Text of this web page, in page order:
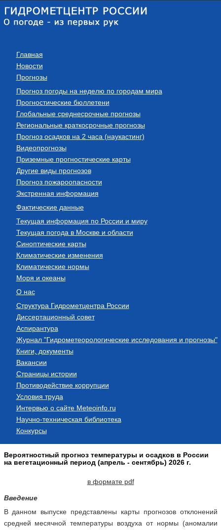
Главная
Новости
Прогнозы
Прогноз погоды на неделю по городам мира
Прогностические бюллетени
Глобальные среднесрочные прогнозы
Региональные краткосрочные прогнозы
Прогноз осадков на 2 часа (наукастинг)
Видеопрогнозы
Приземные прогностические карты
Другие виды прогнозов
Прогноз пожароопасности
Экстренная информация
Фактические данные
Текущая информация по России и миру
Текущая погода в Москве и области
Синоптические карты
Климатические изменения
Климатические нормы
Моря и океаны
О нас
Структура Гидрометцентра России
Диссертационный совет
Аспирантура
Журнал "Гидрометеорологические исследования и прогнозы"
Книги, документы
Вакансии
Страницы истории
Противодействие коррупции
Условия труда
Интервью о сайте Meteoinfo.ru
Научно-техническая библиотека
Конкурсы
Вероятностный прогноз температуры и осадков в России
на вегетационный период (апрель - сентябрь) 2026 г.
в формате pdf
Введение
В данном выпуске представлены карты прогнозов отклонений
средней месячной температуры воздуха от нормы (аномалии